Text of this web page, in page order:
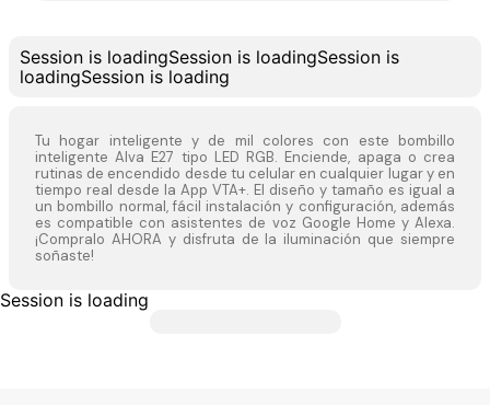
Session is loadingSession is loadingSession is
loadingSession is loading
Tu hogar inteligente y de mil colores con este bombillo
inteligente Alva E27 tipo LED RGB. Enciende, apaga o crea
rutinas de encendido desde tu celular en cualquier lugar y en
tiempo real desde la App VTA+. El diseño y tamaño es igual a
un bombillo normal, fácil instalación y configuración, además
es compatible con asistentes de voz Google Home y Alexa.
¡Compralo AHORA y disfruta de la iluminación que siempre
soñaste!
Session is loading